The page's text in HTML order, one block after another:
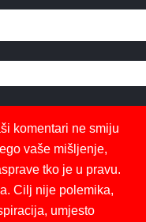
komentari ne smiju
vaše mišljenje,
tko je u pravu.
Cilj nije polemika,
umjesto